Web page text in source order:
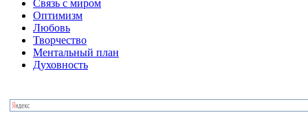
Связь с миром
Оптимизм
Любовь
Творчество
Ментальный план
Духовность